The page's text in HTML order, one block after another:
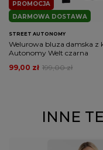
PROMOCJA
DARMOWA DOSTAWA
STREET AUTONOMY
Welurowa bluza damska z
Autonomy Welt czarna
199,00 zł
99,00 zł
INNE